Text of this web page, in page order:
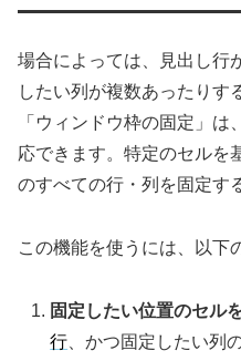
場合によっては、見出し行
したい列が複数あったりす
「ウィンドウ枠の固定」
応できます。特定のセルを
のすべての行・列を固定す
この機能を使うには、以下
固定したい位置のセル
行 、かつ固定したい列